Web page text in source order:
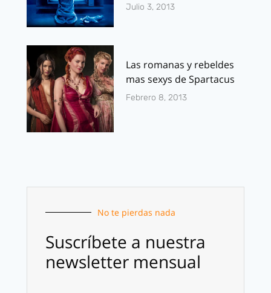
Julio 3, 2013
Las romanas y rebeldes
mas sexys de Spartacus
Febrero 8, 2013
No te pierdas nada
Suscríbete a nuestra
newsletter mensual